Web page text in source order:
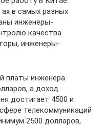
в самых разных
инженеры-
качества
инженеры-
платы инженера
а доход
достигает 4500 и
телекоммуникаций
2500 долларов,